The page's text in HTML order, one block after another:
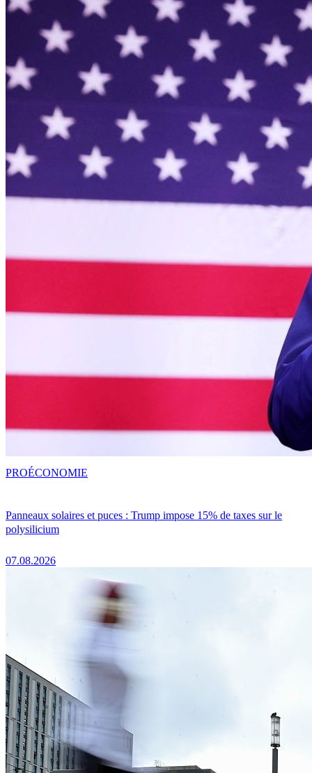
Panneaux solaires et puces : Trump impose 15% de taxes sur le
polysilicium
07.08.2026
PROÉCONOMIE